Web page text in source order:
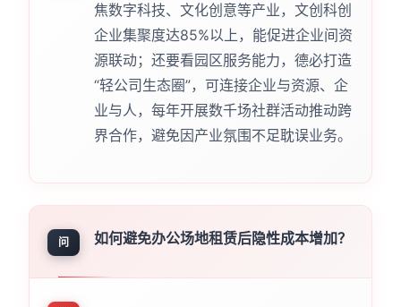
焦数字科技、文化创意等产业，文创科创
企业集聚度达85%以上，能促进企业间资
源联动；还要看园区服务能力，德必打造
“轻公司生态圈”，可连接企业与资源、企
业与人，每年开展数千场社群活动推动跨
界合作，避免因产业氛围不足耽误业务。
问 如何避免办公场地租赁后隐性成本增加？